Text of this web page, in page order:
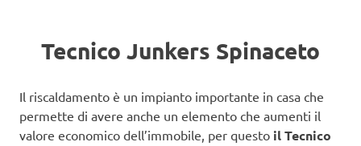
Tecnico Junkers Spinaceto
Il riscaldamento è un impianto importante in casa che
permette di avere anche un elemento che aumenti il
valore economico dell’immobile, per questo il Tecnico